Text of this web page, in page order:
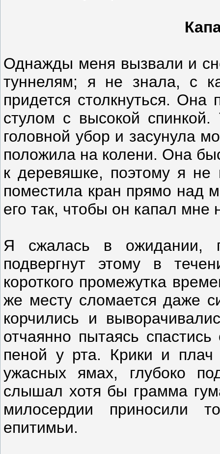
Однажды меня вызвали и
туннелям; я не знала, с
придется столкнуться.
стулом с высокой
головной убор и засунула
положила на колени. Она
к деревяшке, поэтому я не
поместила кран прямо над
его так, чтобы он капал мне
Я сжалась в ожидании,
подвергнут этому в
короткого промежутка
же месту сломается даже
корчились и
отчаянно пытаясь
пеной у рта. Крики и плач
ужасных ямах, глубоко
слышал хотя бы грамма
милосердии приносили
епитимьи.